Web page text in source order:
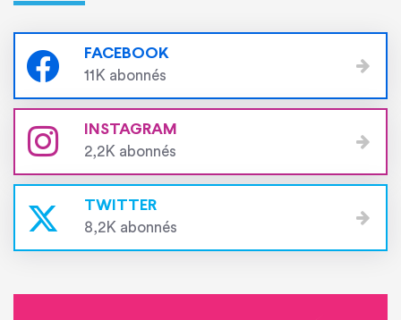
FACEBOOK
11K abonnés
INSTAGRAM
2,2K abonnés
TWITTER
8,2K abonnés